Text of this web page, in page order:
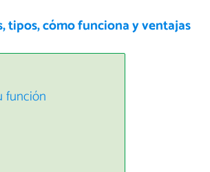
tipos, cómo funciona y ventajas
función